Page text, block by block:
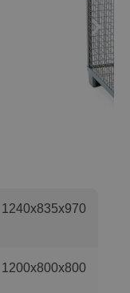
1240x835x970
1200x800x800